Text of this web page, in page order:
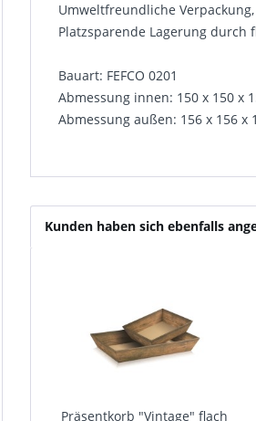
Umweltfreundliche
Platzsparende Lagerung durch
Bauart: FEFCO 0201
Abmessung innen: 150 x 150 x
Abmessung außen: 156 x 156 x
Kunden haben sich ebenfalls
Präsentkorb "Vintage" flach